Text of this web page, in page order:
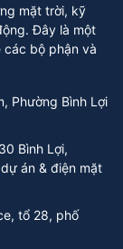
mặt trời, kỹ
Đây là một
các bộ phận và
Phường Bình Lợi
Bình Lợi,
án & điện mặt
tổ 28, phố